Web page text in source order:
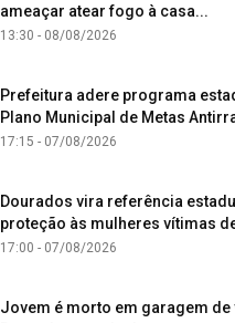
ameaçar atear fogo à casa...
13:30 - 08/08/2026
Prefeitura adere programa
Plano Municipal de Metas
17:15 - 07/08/2026
Dourados vira referência
proteção às mulheres vítimas
17:00 - 07/08/2026
Jovem é morto em garagem